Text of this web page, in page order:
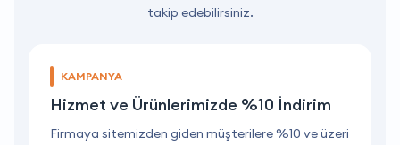
takip edebilirsiniz.
KAMPANYA
Hizmet ve Ürünlerimizde %10 İndirim
Firmaya sitemizden giden müşterilere %10 ve üzeri